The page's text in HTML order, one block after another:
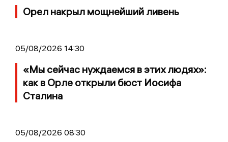
Орел накрыл мощнейший ливень
05/08/2026 14:30
«Мы сейчас нуждаемся в этих людях»:
как в Орле открыли бюст Иосифа
Сталина
05/08/2026 08:30